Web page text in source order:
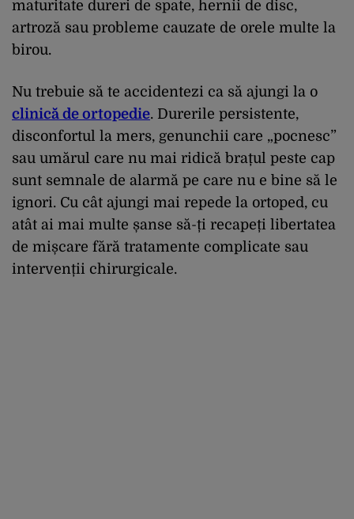
maturitate dureri de spate, hernii de disc,
artroză sau probleme cauzate de orele multe la
birou.
Nu trebuie să te accidentezi ca să ajungi la o
clinică de ortopedie. Durerile persistente,
disconfortul la mers, genunchii care „pocnesc”
sau umărul care nu mai ridică brațul peste cap
sunt semnale de alarmă pe care nu e bine să le
ignori. Cu cât ajungi mai repede la ortoped, cu
atât ai mai multe șanse să-ți recapeți libertatea
de mișcare fără tratamente complicate sau
intervenții chirurgicale.